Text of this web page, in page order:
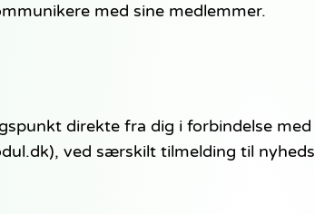
med sine medlemmer.
direkte fra dig i forbindelse
ved særskilt tilmelding til